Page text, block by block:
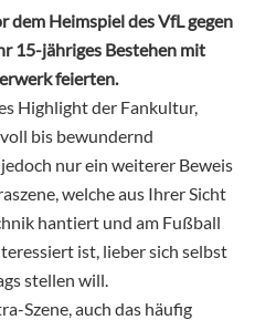
dem Heimspiel des VfL gegen
15-jähriges Bestehen mit
feierten.
Highlight der Fankultur,
bis bewundernd
nur ein weiterer Beweis
welche aus Ihrer Sicht
hantiert und am Fußball
ist, lieber sich selbst
stellen will.
Szene, auch das häufig